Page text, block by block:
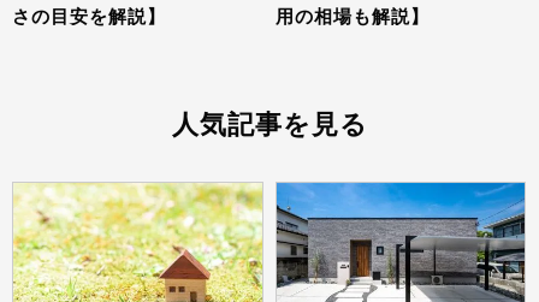
さの目安を解説】
用の相場も解説】
人気記事を見る